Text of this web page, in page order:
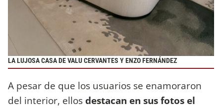
LA LUJOSA CASA DE VALU CERVANTES Y ENZO FERNÁNDEZ
A pesar de que los usuarios se enamoraron
del interior, ellosdestacan en sus fotos el